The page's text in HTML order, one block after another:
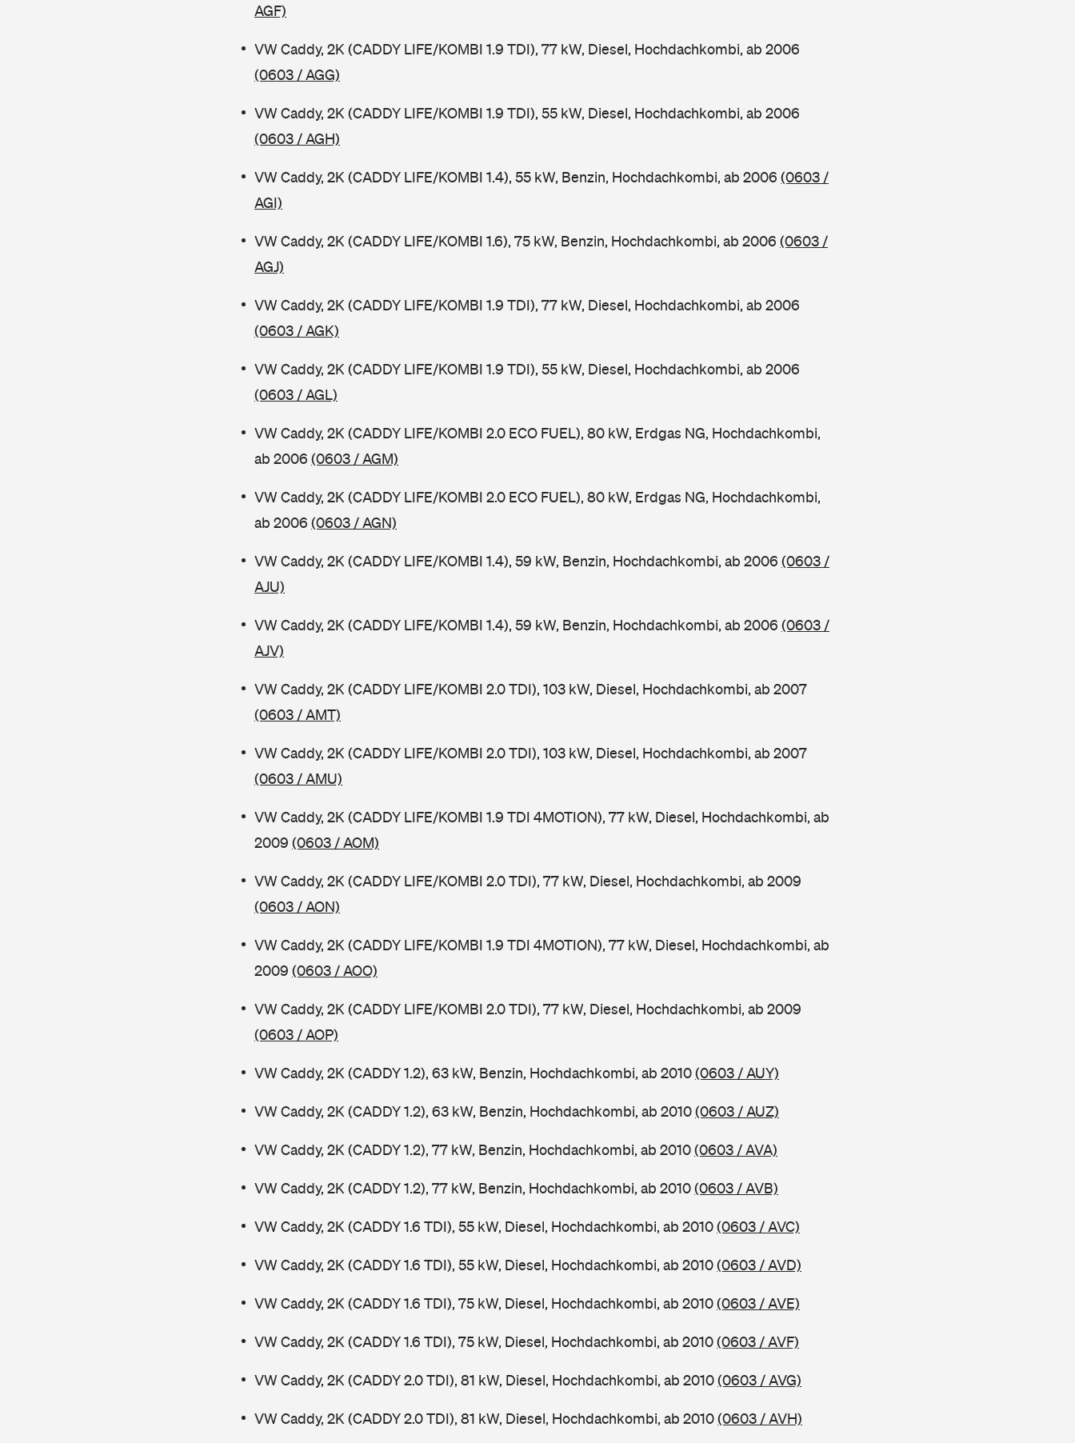
AGF)
VW Caddy, 2K (CADDY LIFE/KOMBI 1.9 TDI), 77 kW, Diesel, Hochdachkombi, ab 2006
(0603 / AGG)
VW Caddy, 2K (CADDY LIFE/KOMBI 1.9 TDI), 55 kW, Diesel, Hochdachkombi, ab 2006
(0603 / AGH)
VW Caddy, 2K (CADDY LIFE/KOMBI 1.4), 55 kW, Benzin, Hochdachkombi, ab 2006 (0603 /
AGI)
VW Caddy, 2K (CADDY LIFE/KOMBI 1.6), 75 kW, Benzin, Hochdachkombi, ab 2006 (0603 /
AGJ)
VW Caddy, 2K (CADDY LIFE/KOMBI 1.9 TDI), 77 kW, Diesel, Hochdachkombi, ab 2006
(0603 / AGK)
VW Caddy, 2K (CADDY LIFE/KOMBI 1.9 TDI), 55 kW, Diesel, Hochdachkombi, ab 2006
(0603 / AGL)
VW Caddy, 2K (CADDY LIFE/KOMBI 2.0 ECO FUEL), 80 kW, Erdgas NG, Hochdachkombi,
ab 2006 (0603 / AGM)
VW Caddy, 2K (CADDY LIFE/KOMBI 2.0 ECO FUEL), 80 kW, Erdgas NG, Hochdachkombi,
ab 2006 (0603 / AGN)
VW Caddy, 2K (CADDY LIFE/KOMBI 1.4), 59 kW, Benzin, Hochdachkombi, ab 2006 (0603 /
AJU)
VW Caddy, 2K (CADDY LIFE/KOMBI 1.4), 59 kW, Benzin, Hochdachkombi, ab 2006 (0603 /
AJV)
VW Caddy, 2K (CADDY LIFE/KOMBI 2.0 TDI), 103 kW, Diesel, Hochdachkombi, ab 2007
(0603 / AMT)
VW Caddy, 2K (CADDY LIFE/KOMBI 2.0 TDI), 103 kW, Diesel, Hochdachkombi, ab 2007
(0603 / AMU)
VW Caddy, 2K (CADDY LIFE/KOMBI 1.9 TDI 4MOTION), 77 kW, Diesel, Hochdachkombi, ab
2009 (0603 / AOM)
VW Caddy, 2K (CADDY LIFE/KOMBI 2.0 TDI), 77 kW, Diesel, Hochdachkombi, ab 2009
(0603 / AON)
VW Caddy, 2K (CADDY LIFE/KOMBI 1.9 TDI 4MOTION), 77 kW, Diesel, Hochdachkombi, ab
2009 (0603 / AOO)
VW Caddy, 2K (CADDY LIFE/KOMBI 2.0 TDI), 77 kW, Diesel, Hochdachkombi, ab 2009
(0603 / AOP)
VW Caddy, 2K (CADDY 1.2), 63 kW, Benzin, Hochdachkombi, ab 2010(0603 / AUY)
VW Caddy, 2K (CADDY 1.2), 63 kW, Benzin, Hochdachkombi, ab 2010(0603 / AUZ)
VW Caddy, 2K (CADDY 1.2), 77 kW, Benzin, Hochdachkombi, ab 2010(0603 / AVA)
VW Caddy, 2K (CADDY 1.2), 77 kW, Benzin, Hochdachkombi, ab 2010(0603 / AVB)
VW Caddy, 2K (CADDY 1.6 TDI), 55 kW, Diesel, Hochdachkombi, ab 2010(0603 / AVC)
VW Caddy, 2K (CADDY 1.6 TDI), 55 kW, Diesel, Hochdachkombi, ab 2010(0603 / AVD)
VW Caddy, 2K (CADDY 1.6 TDI), 75 kW, Diesel, Hochdachkombi, ab 2010(0603 / AVE)
VW Caddy, 2K (CADDY 1.6 TDI), 75 kW, Diesel, Hochdachkombi, ab 2010(0603 / AVF)
VW Caddy, 2K (CADDY 2.0 TDI), 81 kW, Diesel, Hochdachkombi, ab 2010(0603 / AVG)
VW Caddy, 2K (CADDY 2.0 TDI), 81 kW, Diesel, Hochdachkombi, ab 2010(0603 / AVH)